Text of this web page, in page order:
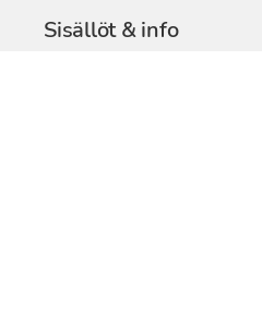
Sisällöt & info